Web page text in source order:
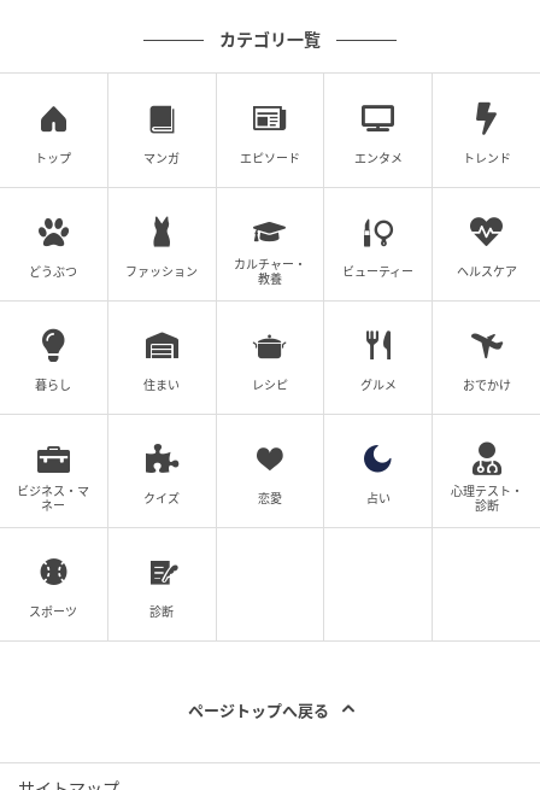
カテゴリ一覧
トップ マンガ エピソード エンタメ トレンド
どうぶつ ファッション
カルチャー・
教養
ビューティー ヘルスケア
暮らし 住まい レシピ グルメ おでかけ
ビジネス・マ
ネー
クイズ 恋愛 占い
心理テスト・
診断
スポーツ 診断
ページトップへ戻る